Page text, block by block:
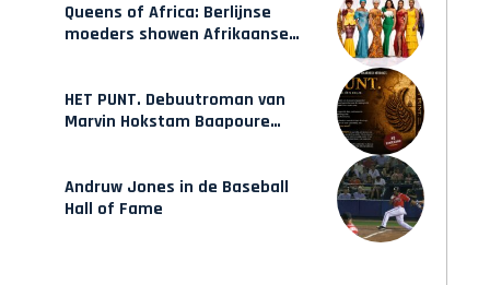
Queens of Africa: Berlijnse
moeders showen Afrikaanse
HET PUNT. Debuutroman van
Marvin Hokstam Baapoure
Andruw Jones in de Baseball
Hall of Fame